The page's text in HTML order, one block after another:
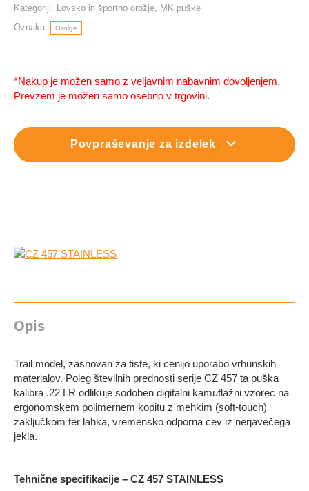
Kategoriji: Lovsko in športno orožje, MK puške
Oznaka:
Orožje
*Nakup je možen samo z veljavnim nabavnim dovoljenjem.
Prevzem je možen samo osebno v trgovini.
Povpraševanje za izdelek
Opis
Trail model, zasnovan za tiste, ki cenijo uporabo vrhunskih
materialov. Poleg številnih prednosti serije CZ 457 ta puška
kalibra .22 LR odlikuje sodoben digitalni kamuflažni vzorec na
ergonomskem polimernem kopitu z mehkim (soft-touch)
zaključkom ter lahka, vremensko odporna cev iz nerjavečega
jekla.
Tehnične specifikacije – CZ 457 STAINLESS